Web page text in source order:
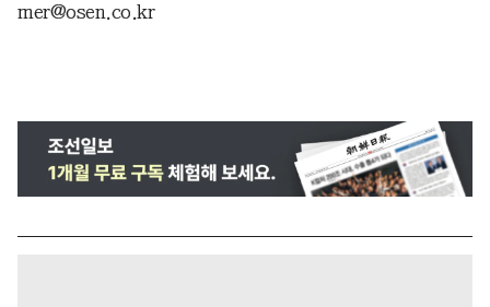
mer@osen.co.kr